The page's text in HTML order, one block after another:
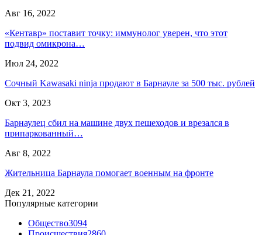
Авг 16, 2022
«Кентавр» поставит точку: иммунолог уверен, что этот
подвид омикрона…
Июл 24, 2022
Сочный Kawasaki ninja продают в Барнауле за 500 тыс. рублей
Окт 3, 2023
Барнаулец сбил на машине двух пешеходов и врезался в
припаркованный…
Авг 8, 2022
Жительница Барнаула помогает военным на фронте
Дек 21, 2022
Популярные категории
Общество3094